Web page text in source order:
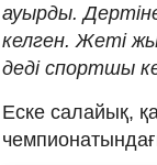
ауырды.
келген. Жеті
деді спортшы
Еске салайық,